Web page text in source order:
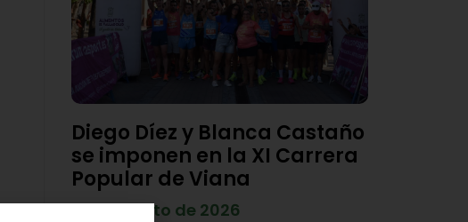
Diego Díez y Blanca Castaño
se imponen en la XI Carrera
Popular de Viana
4 de agosto de 2026